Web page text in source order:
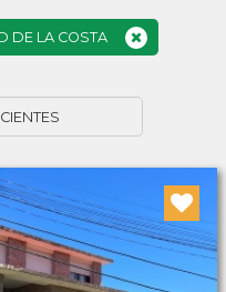
DE LA COSTA